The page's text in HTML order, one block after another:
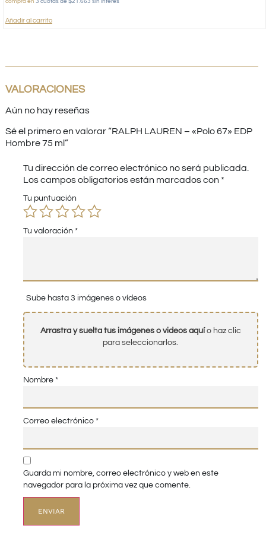
compra en 3 cuotas de $21.663 sin interés
Añadir al carrito
VALORACIONES
Aún no hay reseñas
Sé el primero en valorar “RALPH LAUREN – «Polo 67» EDP
Hombre 75 ml”
Tu dirección de correo electrónico no será publicada.
Los campos obligatorios están marcados con *
Tu puntuación
Tu valoración *
Sube hasta 3 imágenes o vídeos
Arrastra y suelta tus imágenes o videos aquío haz clic
para seleccionarlos.
Nombre *
Correo electrónico *
Guarda mi nombre, correo electrónico y web en este
navegador para la próxima vez que comente.